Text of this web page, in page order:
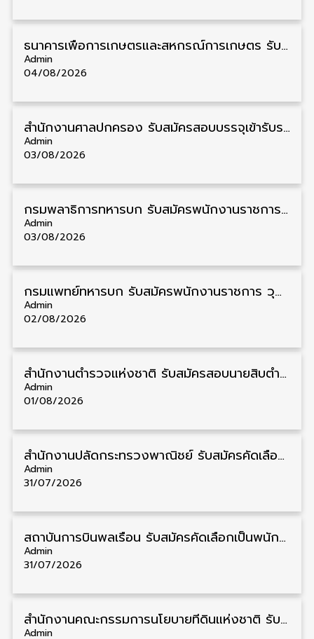
ธนาคารเพื่อการเกษตรและสหกรณ์การเกษตร รับสมัครบุคคลเพื่อเป็นผู้ช่วยพนักงาน วุฒิ ป.ตรี 5 อัตรา รับสมัคร 4 – 14 สิงหาคม
Admin
04/08/2026
สํานักงานศาลปกครอง รับสมัครสอบบรรจุเข้ารับราชการ วุฒิ ป.ตรี 72 อัตรา รับสมัคร 31 สิงหาคม – 18 กันยายน
Admin
03/08/2026
กรมพลาธิการทหารบก รับสมัครพนักงานราชการ วุฒิ ม.3/ม.6/ปวช. 66 อัตรา รับสมัคร 10 – 17 สิงหาคม
Admin
03/08/2026
กรมแพทย์ทหารบก รับสมัครพนักงานราชการ วุฒิ ม.3/ม.6/ปวช./ปวท./ปวส. 6 อัตรา รับสมัคร 3 – 7 สิงหาคม
Admin
02/08/2026
สำนักงานตำรวจแห่งชาติ รับสมัครสอบนายสิบตำรวจ วุฒิ ม.6/ปวช. 6,000 อัตรา รับสมัคร 8 – 19 สิงหาคม
Admin
01/08/2026
สำนักงานปลัดกระทรวงพาณิชย์ รับสมัครคัดเลือกพนักงานราชการ วุฒิ ปวส./ป.ตรี 11 อัตรา รับสมัคร 10 – 21 สิงหาคม
Admin
31/07/2026
สถาบันการบินพลเรือน รับสมัครคัดเลือกเป็นพนักงาน วุฒิ ป.ตรี/ป.โท/ป.เอก 11 อัตรา รับสมัคร 27 กรกฎาคม – 10 สิงหาคม
Admin
31/07/2026
สำนักงานคณะกรรมการนโยบายที่ดินแห่งชาติ รับสมัครคัดเลือกพนักงานราชการ วุฒิ ป.ตรี 6 อัตรา รับสมัคร 13 กรกฎาคม – 6 สิงหาคม
Admin